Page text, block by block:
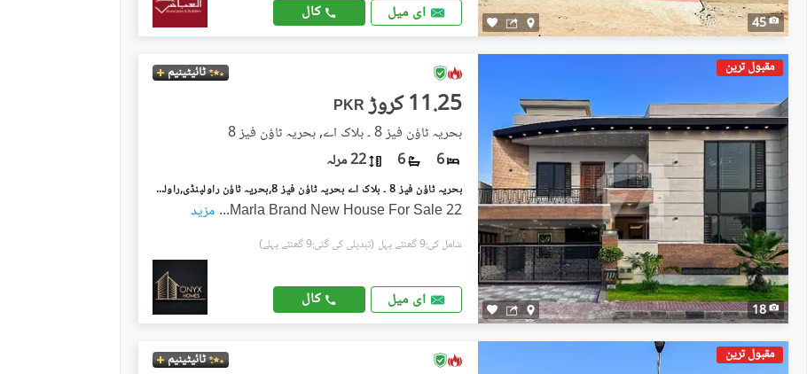
45 ای میل کال
مقبول ترین
18
ٹائیٹینیم
PKR 11.25 کروڑ
بحریہ ٹاؤن فیز 8 ۔ بلاک اے, بحریہ ٹاؤن فیز 8
6
6 22 مرلہ
بحریہ ٹاؤن فیز 8 ۔ بلاک اے بحریہ ٹاؤن فیز 8,بحریہ ٹاؤن راولپنڈی,راولپنڈی میں 6 کمروں کا 1 کنال مکان 11.25 کروڑ میں برائے فروخت۔
22 Marla Brand New House For Sale
... مزید
شامل کی:9 گھنٹے پہل (تبدیلی کی گئی:9 گھنٹے پہلے)
ای میل کال
مقبول ترین ٹائیٹینیم